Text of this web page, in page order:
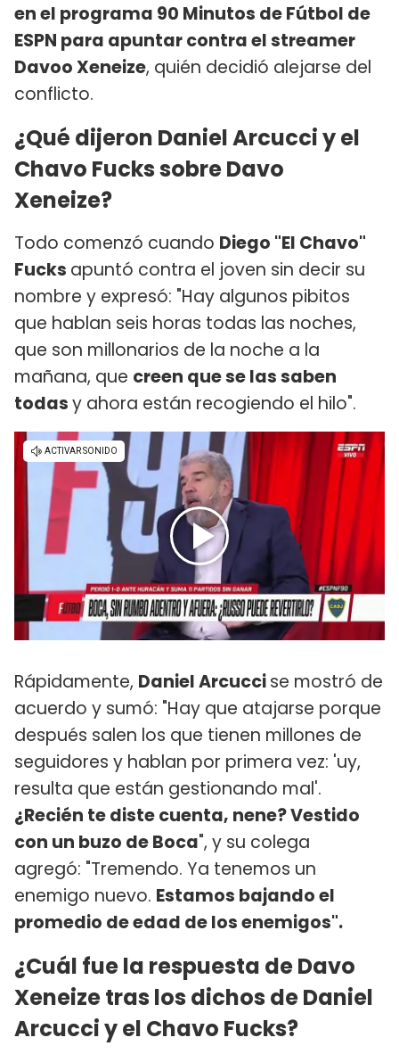
en el programa 90 Minutos de Fútbol de
ESPN para apuntar contra el streamer
Davoo Xeneize, quién decidió alejarse del
conflicto.
¿Qué dijeron Daniel Arcucci y el
Chavo Fucks sobre Davo
Xeneize?
Todo comenzó cuando Diego "El Chavo"
Fucks apuntó contra el joven sin decir su
nombre y expresó: "Hay algunos pibitos
que hablan seis horas todas las noches,
que son millonarios de la noche a la
mañana, que creen que se las saben
todasy ahora están recogiendo el hilo".
Rápidamente, Daniel Arcuccise mostró de
acuerdo y sumó: "Hay que atajarse porque
después salen los que tienen millones de
seguidores y hablan por primera vez: 'uy,
resulta que están gestionando mal'.
¿Recién te diste cuenta, nene? Vestido
con un buzo de Boca", y su colega
agregó: "Tremendo. Ya tenemos un
enemigo nuevo. Estamos bajando el
promedio de edad de los enemigos".
¿Cuál fue la respuesta de Davo
Xeneize tras los dichos de Daniel
Arcucci y el Chavo Fucks?